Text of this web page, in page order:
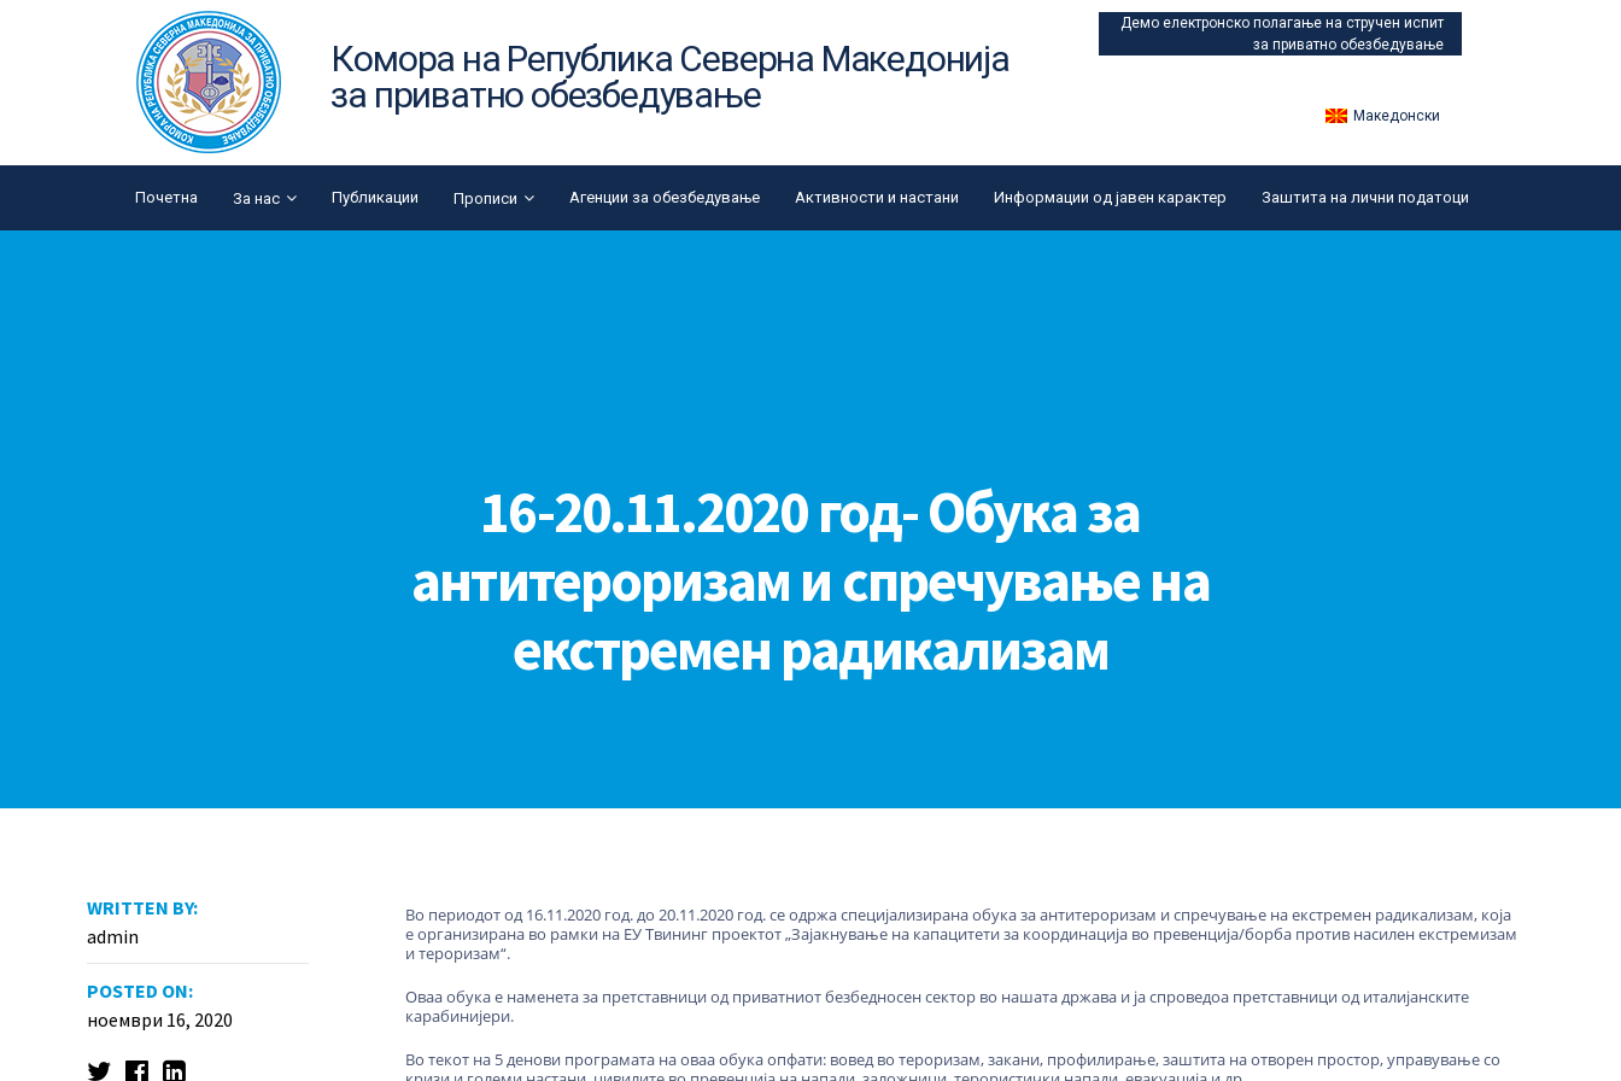
Комора на Република Северна Македонија
за приватно обезбедување
Демо електронско полагањена стручен испит
за приватно обезбедување
Македонски
Почетна За нас Публикации Прописи Агенции за обезбедување Активности и настани Информации од јавен карактер Заштита на лични податоци
16-20.11.2020 год- Обука за
антитероризам и спречување на
екстремен радикализам
Во периодот од 16.11.2020 год. до 20.11.2020 год. се одржа специјализирана обука за антитероризам и спречување на екстремен радикализам, која
е организирана во рамки на ЕУ Твининг проектот „Зајакнување на капацитети за координација во превенција/борба против насилен екстремизам
и тероризам“.
Оваа обука е наменета за претставници од приватниот безбедносен сектор во нашата држава и ја спроведоа претставници од италијанските
карабинијери.
Во текот на 5 денови програмата на оваа обука опфати: вовед во тероризам, закани, профилирање, заштита на отворен простор, управување со
WRITTEN BY:
admin
POSTED ON:
ноември 16, 2020